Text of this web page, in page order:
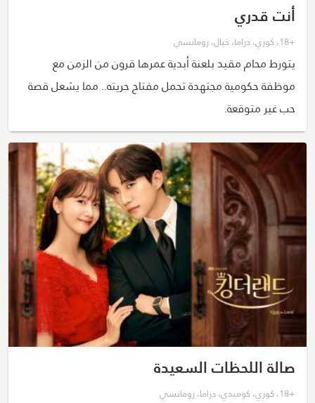
أنت قدري
+18 ، كوري،دراما،خيال، رومانسي
يتورط محام مقيد بلعنة أبدية عمرها قرون من الزمن مع
موظفة حكومية مجتهدة تحمل مفتاح حريته.. مما يشعل قصة
حب غير متوقعة.
صالة اللحظات السعيدة
+18 ، كوري، كوميدي،دراما، رومانسي